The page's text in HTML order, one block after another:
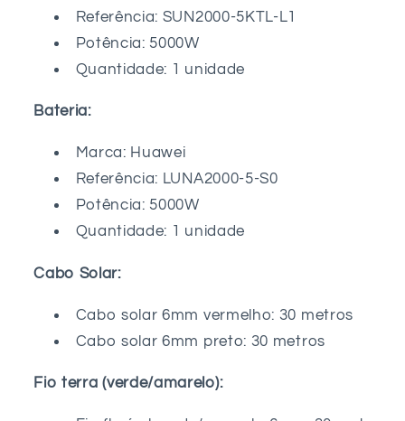
Referência: SUN2000-5KTL-L1
Potência: 5000W
Quantidade: 1 unidade
Bateria:
Marca: Huawei
Referência: LUNA2000-5-S0
Potência: 5000W
Quantidade: 1 unidade
Cabo Solar:
Cabo solar 6mm vermelho: 30 metros
Cabo solar 6mm preto: 30 metros
Fio terra (verde/amarelo):